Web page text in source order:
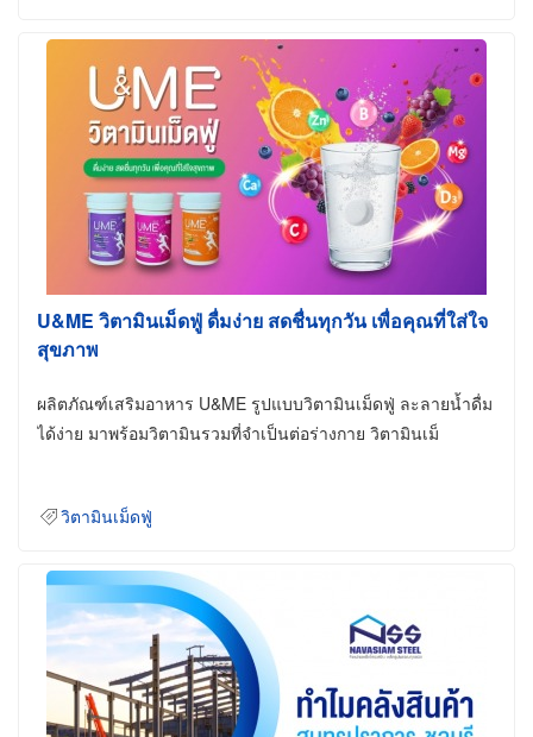
U&ME วิตามินเม็ดฟู่ ดื่มง่าย สดชื่นทุกวัน เพื่อคุณที่ใส่ใจ
สุขภาพ
ผลิตภัณฑ์เสริมอาหาร U&ME รูปแบบวิตามินเม็ดฟู่ ละลายน้ำดื่ม
ได้ง่าย มาพร้อมวิตามินรวมที่จำเป็นต่อร่างกาย วิตามินเม็
วิตามินเม็ดฟู่